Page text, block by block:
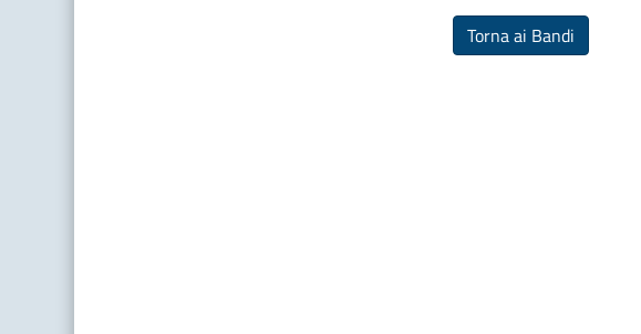
Torna ai Bandi